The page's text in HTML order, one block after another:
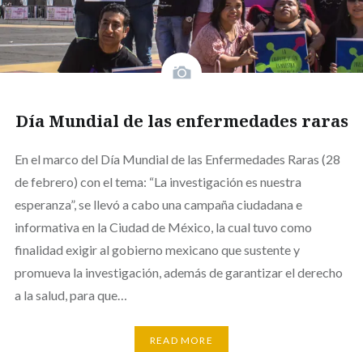
Día Mundial de las enfermedades raras
En el marco del Día Mundial de las Enfermedades Raras (28
de febrero) con el tema: “La investigación es nuestra
esperanza”, se llevó a cabo una campaña ciudadana e
informativa en la Ciudad de México, la cual tuvo como
finalidad exigir al gobierno mexicano que sustente y
promueva la investigación, además de garantizar el derecho
a la salud, para que…
READ MORE